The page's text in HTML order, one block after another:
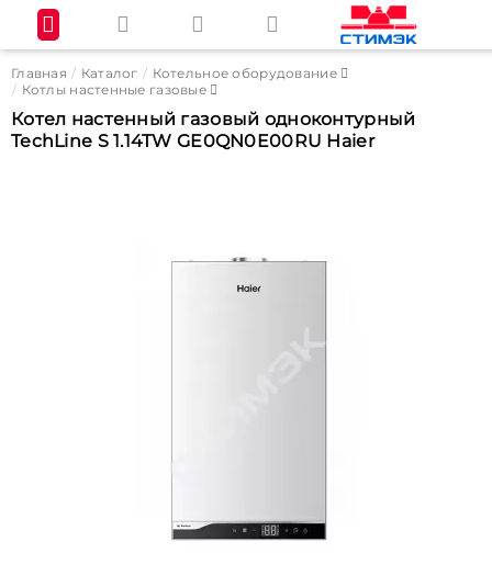
Главная Каталог
Котельное оборудование
Котлы настенные газовые
Котел настенный газовый одноконтурный
TechLine S 1.14TW GE0QN0E00RU Haier